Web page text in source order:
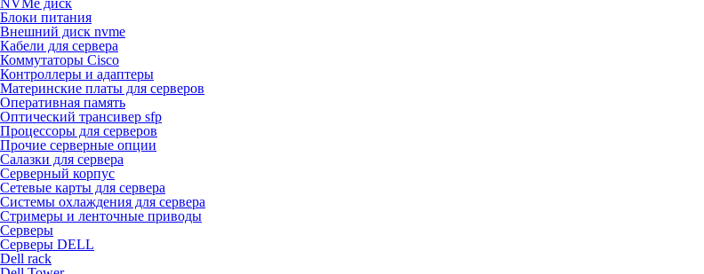
NVMe диск
Блоки питания
Внешний диск nvme
Кабели для сервера
Коммутаторы Cisco
Контроллеры и адаптеры
Материнские платы для серверов
Оперативная память
Оптический трансивер sfp
Процессоры для серверов
Прочие серверные опции
Салазки для сервера
Серверный корпус
Сетевые карты для сервера
Системы охлаждения для сервера
Стримеры и ленточные приводы
Серверы
Серверы DELL
Dell rack